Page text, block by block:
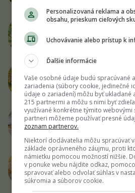
na tieto druhy radšej
Kutavky, priateľky
hlinených džbánov
5 tipov, ako spracovať
ho mali mať v záhrade
Lunárny kalendár pre
2026
Niektorí dodávatelia môžu spracúvať
námietku pomocou možností nižšie.
v ponuke webu nájdite odkaz,
súkromia a súborov cookie.
Súhlas
Spravovať